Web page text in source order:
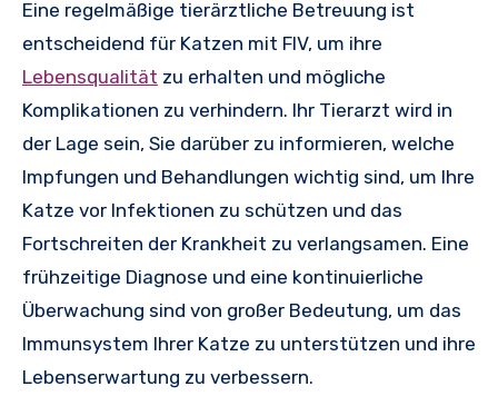
Eine regelmäßige tierärztliche Betreuung ist
entscheidend für Katzen mit FIV, um ihre
Lebensqualität zu erhalten und mögliche
Komplikationen zu verhindern. Ihr Tierarzt wird in
der Lage sein, Sie darüber zu informieren, welche
Impfungen und Behandlungen wichtig sind, um Ihre
Katze vor Infektionen zu schützen und das
Fortschreiten der Krankheit zu verlangsamen. Eine
frühzeitige Diagnose und eine kontinuierliche
Überwachung sind von großer Bedeutung, um das
Immunsystem Ihrer Katze zu unterstützen und ihre
Lebenserwartung zu verbessern.